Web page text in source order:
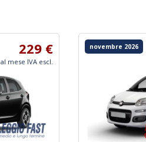
229 €
al mese IVA escl.
novembre 2026